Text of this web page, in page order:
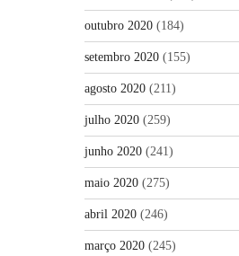
outubro 2020 (184)
setembro 2020 (155)
agosto 2020 (211)
julho 2020 (259)
junho 2020 (241)
maio 2020 (275)
abril 2020 (246)
março 2020 (245)